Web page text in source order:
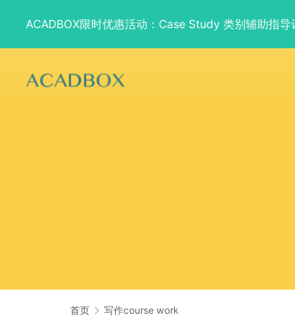
首页 写作course work
ACADBOX限时优惠活动：Case Study 类别辅助指